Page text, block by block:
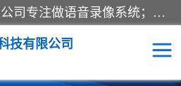
深圳鼎立宏泰科技有限公司专注做语音录像系统；主要服务有：约谈室同步录音录像系统、设计数字询问同步录音录像、数字约谈室同步录音录像、公开听证室、智慧庭审、智能语音识别转写、远程提讯（提审）、记录仪、远程指挥综合管理平台、录播系统等
技有限公司